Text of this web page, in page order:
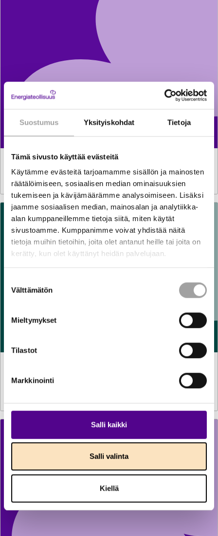
Suostumus Yksityiskohdat Tietoja
Tämä sivusto käyttää evästeitä
Käytämme evästeitä tarjoamamme sisällön ja mainosten
räätälöimiseen, sosiaalisen median ominaisuuksien
tukemiseen ja kävijämäärämme analysoimiseen. Lisäksi
jaamme sosiaalisen median, mainosalan ja analytiikka-
alan kumppaneillemme tietoja siitä, miten käytät
sivustoamme. Kumppanimme voivat yhdistää näitä
tietoja muihin tietoihin, joita olet antanut heille tai joita on
kerätty, kun olet käyttänyt heidän palvelujaan.
valinta
Välttämätön
Mieltymykset
Tilastot
Markkinointi
Salli kaikki
Salli valinta
Kiellä
30.7.2026
Sähkön käyttö kasvoi kesäkuussa reilun prosentin
Lausunto komission verotuksen yksinkertaistamista